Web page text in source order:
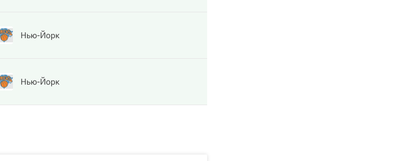
Нью-Йорк
Нью-Йорк